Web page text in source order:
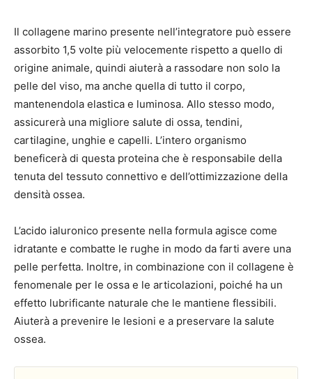
Il collagene marino presente nell’integratore può essere
assorbito 1,5 volte più velocemente rispetto a quello di
origine animale, quindi aiuterà a rassodare non solo la
pelle del viso, ma anche quella di tutto il corpo,
mantenendola elastica e luminosa. Allo stesso modo,
assicurerà una migliore salute di ossa, tendini,
cartilagine, unghie e capelli. L’intero organismo
beneficerà di questa proteina che è responsabile della
tenuta del tessuto connettivo e dell’ottimizzazione della
densità ossea.
L’acido ialuronico presente nella formula agisce come
idratante e combatte le rughe in modo da farti avere una
pelle perfetta. Inoltre, in combinazione con il collagene è
fenomenale per le ossa e le articolazioni, poiché ha un
effetto lubrificante naturale che le mantiene flessibili.
Aiuterà a prevenire le lesioni e a preservare la salute
ossea.